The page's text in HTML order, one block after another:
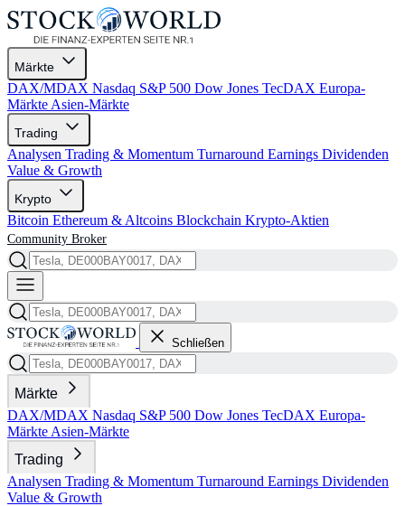
Märkte
DAX/MDAX Nasdaq S&P 500 Dow Jones TecDAX Europa-
Märkte Asien-Märkte
Trading
Analysen Trading & Momentum Turnaround Earnings Dividenden
Value & Growth
Krypto
Bitcoin Ethereum & Altcoins Blockchain Krypto-Aktien
Community Broker
Schließen
Märkte
DAX/MDAX Nasdaq S&P 500 Dow Jones TecDAX Europa-
Märkte Asien-Märkte
Trading
Analysen Trading & Momentum Turnaround Earnings Dividenden
Value & Growth